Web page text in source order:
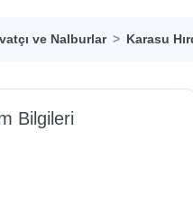
ve Nalburlar Karasu
Bilgileri